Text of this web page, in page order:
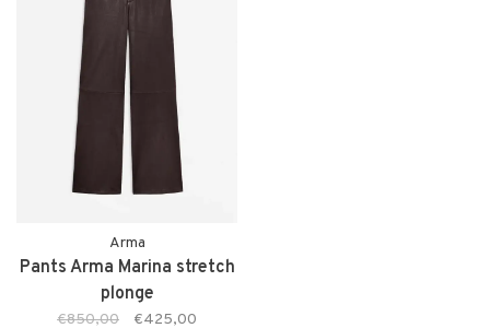
Arma
Pants Arma Marina stretch
plonge
€850,00 €425,00